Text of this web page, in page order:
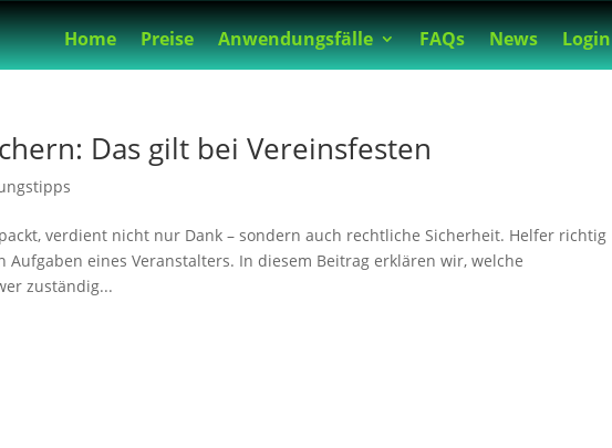
Home Preise Anwendungsfälle FAQs News Login
Das gilt bei Vereinsfesten
verdient nicht nur Dank – sondern auch rechtliche Sicherheit. Helfer richtig
eines Veranstalters. In diesem Beitrag erklären wir, welche
zuständig...